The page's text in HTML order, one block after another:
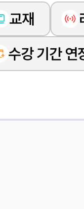
교재
수강 기간 연